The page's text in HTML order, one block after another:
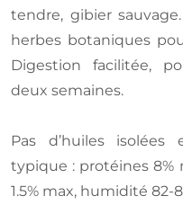
tendre, gibier
herbes botaniques
Digestion facilitée,
deux semaines.
Pas d’huiles isolées
typique : protéines 8%
1.5% max, humidité 82-